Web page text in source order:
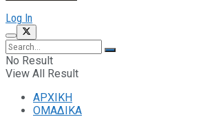
Log In
No Result
View All Result
ΑΡΧΙΚΗ
ΟΜΑΔΙΚΑ